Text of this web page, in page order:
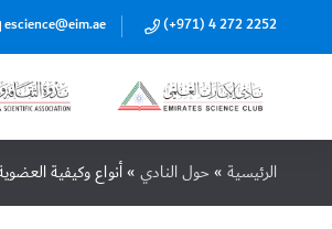
(+971) 4 272 2252
escience@eim.ae
الرئيسية »حول النادي »أنواع وكيفية